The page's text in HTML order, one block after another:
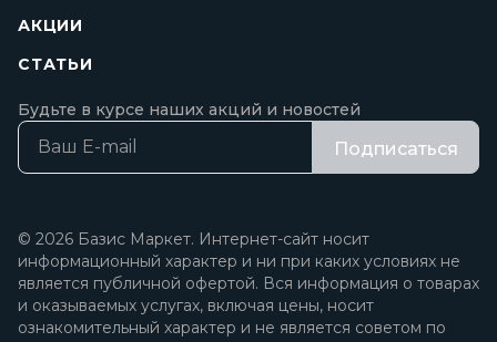
АКЦИИ
СТАТЬИ
Будьте в курсе наших акций и новостей
Подписаться
© 2026 Базис Маркет. Интернет-сайт носит
информационный характер и ни при каких условиях не
является публичной офертой. Вся информация о товарах
и оказываемых услугах, включая цены, носит
ознакомительный характер и не является советом по